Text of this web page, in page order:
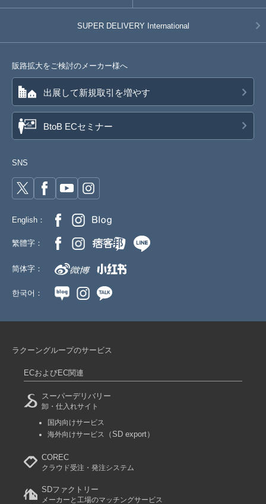
SUPER DELIVERY International
販路拡大をご検討のメーカー様へ
出展して新規取引を増やす
BtoB ECセミナー
SNS
English：
繁體字：
简体字：
한국어：
ラクーングループのサービス
ECおよびEC関連
スーパーデリバリー
卸・仕入れサイト
国内向けサービス
海外向けサービス
（SD export）
COREC
クラウド受注・発注システム
SDファクトリー
メーカーと工場のマッチングサービス